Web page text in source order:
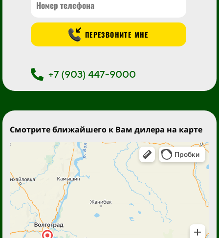
ПЕРЕЗВОНИТЕ МНЕ
+7 (903) 447-9000
Смотрите ближайшего к Вам дилера на карте